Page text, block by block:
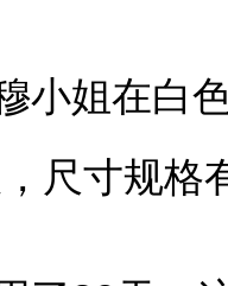
小姐在白
尺寸规格